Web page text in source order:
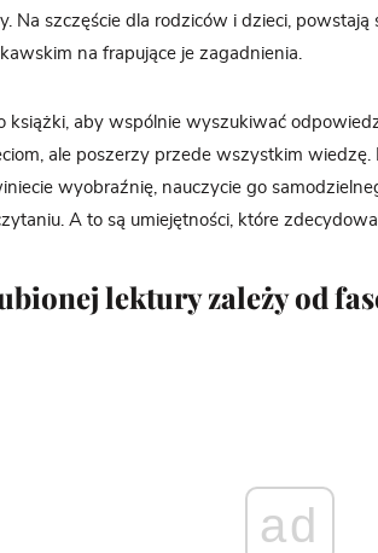
Na szczęście dla rodziców i dzieci, powstają
na frapujące je zagadnienia.
książki, aby wspólnie wyszukiwać
ale poszerzy przede wszystkim wiedzę.
wyobraźnię, nauczycie go
A to są umiejętności, które
lektury zależy od
ad